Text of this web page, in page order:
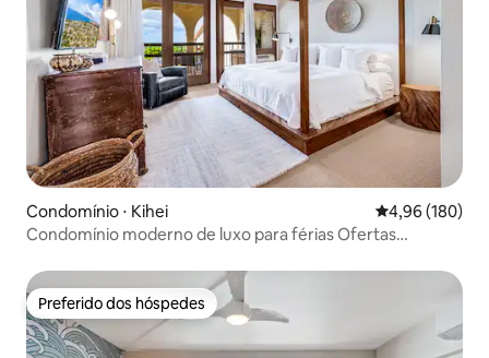
Condomínio ⋅ Kihei 4,96 de uma
4,96 (180)
Condomínio moderno de luxo para férias Ofertas
Preferido dos hóspedes
Preferido dos hóspedes